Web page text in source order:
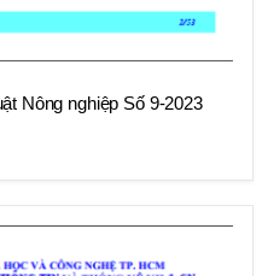
Nông nghiệp Số 9-2023